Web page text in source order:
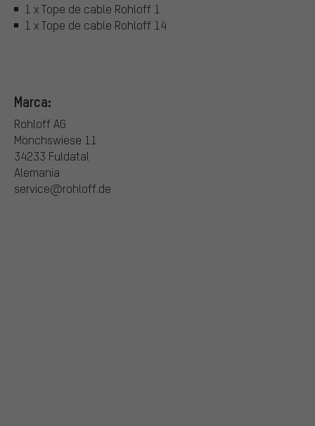
1 x Tope de cable Rohloff 1
1 x Tope de cable Rohloff 14
Marca:
Rohloff AG
Mönchswiese 11
34233 Fuldatal
Alemania
service@rohloff.de